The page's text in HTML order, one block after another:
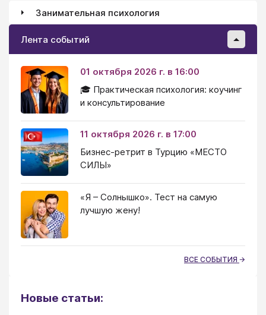
Занимательная психология
Лента событий
01 октября 2026 г. в 16:00
🎓 Практическая психология: коучинг
и консультирование
11 октября 2026 г. в 17:00
Бизнес-ретрит в Турцию «МЕСТО
СИЛЫ»
«Я – Солнышко». Тест на самую
лучшую жену!
ВСЕ СОБЫТИЯ
Новые статьи: